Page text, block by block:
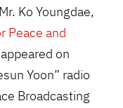
Ko Youngdae,
Peace and
on
Yoon” radio
Broadcasting